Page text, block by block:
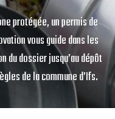
protégée, un permis de
vous guide dans les
du dossier jusqu’au dépôt
de la commune d’Ifs.